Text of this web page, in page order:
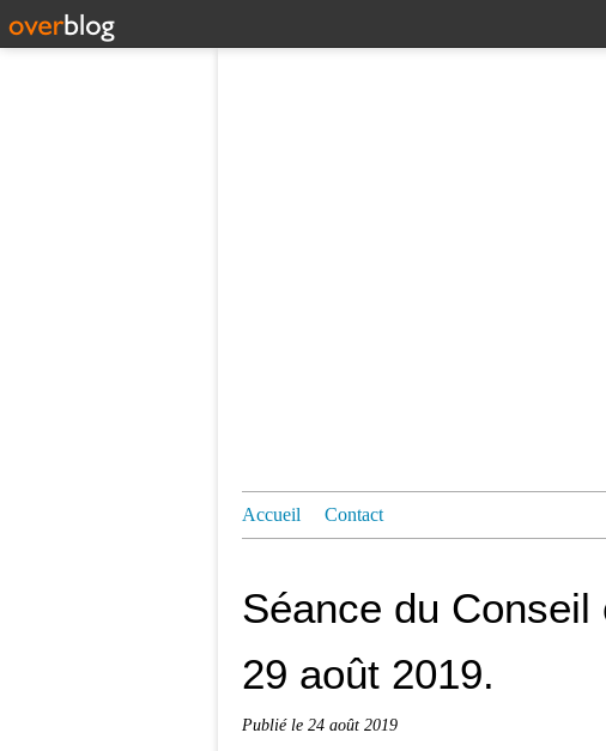
Accueil Contact
Séance du
29 août 2019.
Publié le 24 août 2019